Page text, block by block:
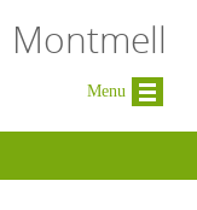
Menu